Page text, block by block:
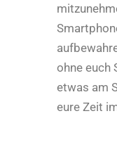
ohne euch
etwas am
eure Zeit